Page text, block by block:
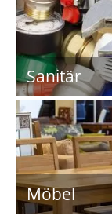
Sanitär
Möbel